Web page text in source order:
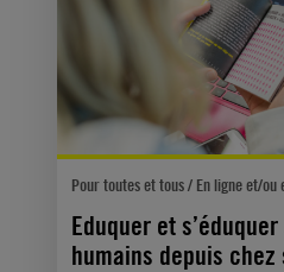
Pour toutes et tous / En ligne et/ou
Eduquer et
humains depuis chez